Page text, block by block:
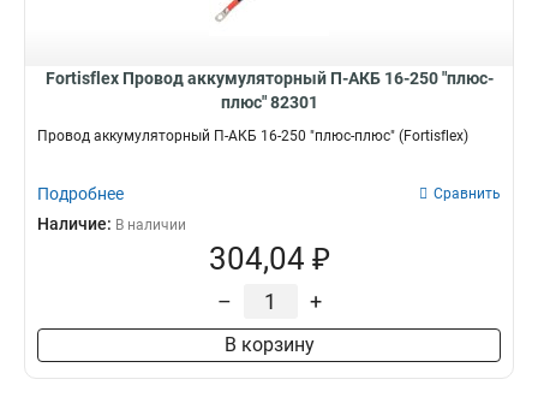
Fortisflex Провод аккумуляторный П-АКБ 16-250 "плюс-
плюс" 82301
Провод аккумуляторный П-АКБ 16-250 "плюс-плюс" (Fortisflex)
Подробнее Сравнить
Наличие: В наличии
304,04 ₽
– +
В корзину